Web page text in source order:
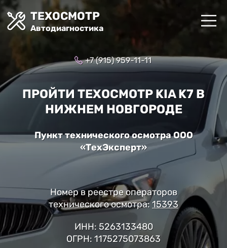
ТЕХОСМОТР
Автодиагностика
+7 (915) 959-11-11
ПРОЙТИ ТЕХОСМОТР KIA K7 В
НИЖНЕМ НОВГОРОДЕ
Пункт технического осмотра ООО
«ТехЭксперт»
Номер в реестре операторов
технического осмотра:15393
ИНН: 5263133480
ОГРН: 1175275073863